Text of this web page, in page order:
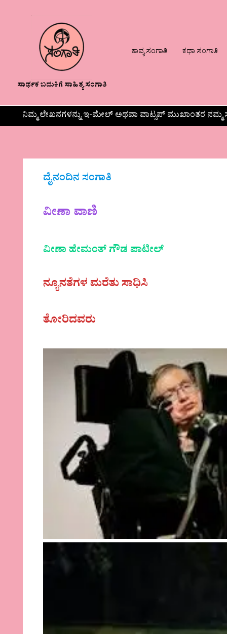
ಸಾರ್ಥಕ ಬದುಕಿಗೆ ಸಾಹಿತ್ಯ ಸಂಗಾತಿ
ಕಾವ್ಯ ಸಂಗಾತಿ ಕಥಾ ಸಂಗಾತಿ
ನಿಮ್ಮ ಲೇಖನಗಳನ್ನು ಇ-ಮೇಲ್ ಅಥವಾ ವಾಟ್ಸಪ್ ಮುಖಾಂತರ
ದೈನಂದಿನ ಸಂಗಾತಿ
ವೀಣಾ ವಾಣಿ
ವೀಣಾ ಹೇಮಂತ್‌ ಗೌಡ ಪಾಟೀಲ್
ನ್ಯೂನತೆಗಳ ಮರೆತು ಸಾಧಿಸಿ
ತೋರಿದವರು